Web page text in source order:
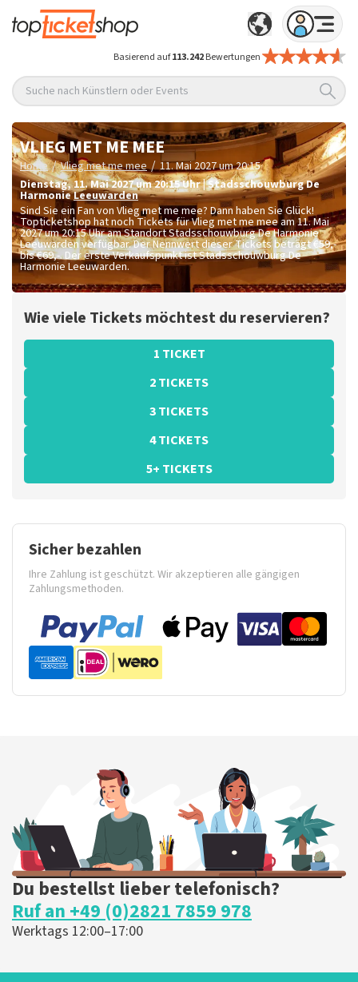
Basierend auf113.242Bewertungen
Suche nach Künstlern oder Events
VLIEG MET ME MEE
Home / Vlieg met me mee / 11. Mai 2027 um 20:15
Dienstag,11. Mai 2027 um 20:15Uhr|Stadsschouwburg De
HarmonieLeeuwarden
Sind Sie ein Fan von Vlieg met me mee? Dann haben Sie Glück!
Topticketshop hat noch Tickets für Vlieg met me mee am 11. Mai
2027 um 20:15 Uhr am Standort Stadsschouwburg De Harmonie
Leeuwarden verfügbar. Der Nennwert dieser Tickets beträgt€59,-
bis €69,-. Der erste Verkaufspunkt ist Stadsschouwburg De
Harmonie Leeuwarden.
Wie viele Tickets möchtest du reservieren?
1 TICKET
2 TICKETS
3 TICKETS
4 TICKETS
5+ TICKETS
Sicher bezahlen
Ihre Zahlung ist geschützt. Wir akzeptieren alle gängigen
Zahlungsmethoden.
Du bestellst lieber telefonisch?
Ruf an +49 (0)2821 7859 978
Werktags 12:00–17:00